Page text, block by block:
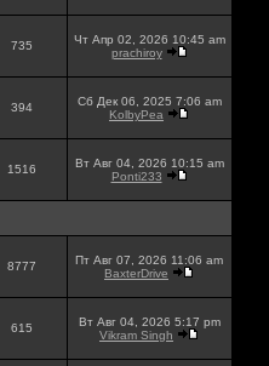
735
Чт Апр 02, 2026 10:45 am
prachiroy
394
Сб Дек 06, 2025 7:06 am
KolbyPea
1516
Вт Авг 04, 2026 10:15 am
Ponti233
8777
Пт Авг 07, 2026 11:06 am
BaxterDrive
615
Вт Авг 04, 2026 5:17 pm
Vikram Singh